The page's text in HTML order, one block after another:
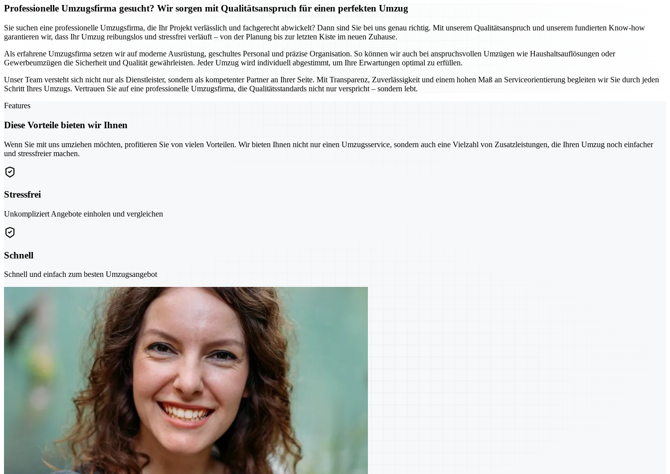
Professionelle Umzugsfirma gesucht? Wir sorgen mit Qualitätsanspruch für einen perfekten Umzug
Sie suchen eine professionelle Umzugsfirma, die Ihr Projekt verlässlich und fachgerecht abwickelt? Dann sind Sie bei uns genau richtig. Mit unserem Qualitätsanspruch und unserem fundierten Know-how
garantieren wir, dass Ihr Umzug reibungslos und stressfrei verläuft – von der Planung bis zur letzten Kiste im neuen Zuhause.
Als erfahrene Umzugsfirma setzen wir auf moderne Ausrüstung, geschultes Personal und präzise Organisation. So können wir auch bei anspruchsvollen Umzügen wie Haushaltsauflösungen oder
Gewerbeumzügen die Sicherheit und Qualität gewährleisten. Jeder Umzug wird individuell abgestimmt, um Ihre Erwartungen optimal zu erfüllen.
Unser Team versteht sich nicht nur als Dienstleister, sondern als kompetenter Partner an Ihrer Seite. Mit Transparenz, Zuverlässigkeit und einem hohen Maß an Serviceorientierung begleiten wir Sie durch jeden
Schritt Ihres Umzugs. Vertrauen Sie auf eine professionelle Umzugsfirma, die Qualitätsstandards nicht nur verspricht – sondern lebt.
Features
Diese Vorteile bieten wir Ihnen
Wenn Sie mit uns umziehen möchten, profitieren Sie von vielen Vorteilen. Wir bieten Ihnen nicht nur einen Umzugsservice, sondern auch eine Vielzahl von Zusatzleistungen, die Ihren Umzug noch einfacher
und stressfreier machen.
Stressfrei
Unkompliziert Angebote einholen und vergleichen
Schnell
Schnell und einfach zum besten Umzugsangebot